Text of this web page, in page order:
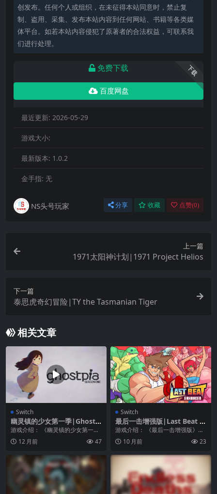
创发布。任何个人或组织，在未征得本站同意时，禁止复
制、盗用、采集、发布本站内容到任何网站、书籍等各类媒
体平台。如若本站内容侵犯了原著者的合法权益，可联系我
们进行处理。
下载
免费下载
百度网盘
最近更新: 2026-05-29
游戏大小:
最新版本: 1.0.2
金手指: 无
NS头号玩家 分享 收藏 点赞(0)
上一篇
1971太阳神计划|1971 Project Helios
下一篇
泰思虎奇幻冒险|TY the Tasmanian Tiger
相关文章
Switch
幽灵镇的少女第一季|Ghostpi
a Season One中文
游戏介绍： 《幽灵镇的少女第一
季》这是一部色彩丰富的图画书风
格的视觉小说，故事发...
12 月前 47
Switch
最后一击增强版|Last Beat E
nhanced
游戏介绍： 《最后一击增强版》是
一款像素画风的动作游戏，横版卷
轴清关类型的玩法，...
10 月前 23